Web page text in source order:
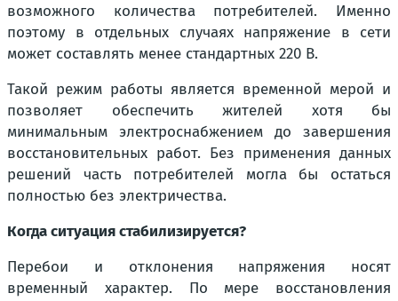
возможного количества потребителей. Именно
поэтому в отдельных случаях напряжение в сети
может составлять менее стандартных 220 В.
Такой режим работы является временной мерой и
позволяет обеспечить жителей хотя бы
минимальным электроснабжением до завершения
восстановительных работ. Без применения данных
решений часть потребителей могла бы остаться
полностью без электричества.
Когда ситуация стабилизируется?
Перебои и отклонения напряжения носят
временный характер. По мере восстановления